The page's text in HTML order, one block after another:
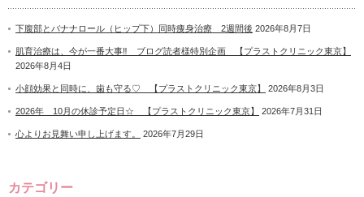
下腹部とバナナロール（ヒップ下）同時痩身治療 2週間後 2026年8月7日
肌育治療は、今が一番大事‼ ブログ読者様特別企画 【プラストクリニック東京】
2026年8月4日
小顔効果と同時に、歯も守る♡ 【プラストクリニック東京】 2026年8月3日
2026年 10月の休診予定日☆ 【プラストクリニック東京】 2026年7月31日
心よりお見舞い申し上げます。 2026年7月29日
カテゴリー